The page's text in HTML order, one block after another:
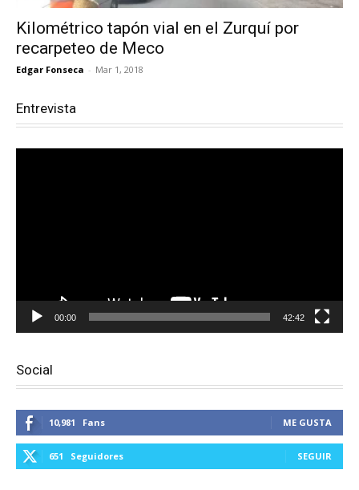
Kilométrico tapón vial en el Zurquí por
recarpeteo de Meco
Edgar Fonseca - Mar 1, 2018
Entrevista
00:00 42:42
Social
10,981 Fans ME GUSTA
651 Seguidores SEGUIR